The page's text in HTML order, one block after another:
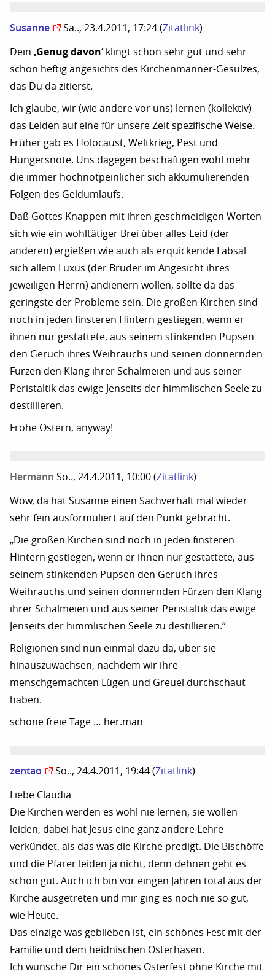
Susanne Sa.., 23.4.2011, 17:24 (Zitatlink)
Dein ‚Genug davon‘klingt schon sehr gut und sehr
schön heftig angesichts des Kirchenmänner-Gesülzes,
das Du da zitierst.
Ich glaube, wir (wie andere vor uns) lernen (kollektiv)
das Leiden auf eine für unsere Zeit spezifische Weise.
Früher gab es Holocaust, Weltkrieg, Pest und
Hungersnöte. Uns dagegen beschäftigen wohl mehr
die immer hochnotpeinlicher sich akkumulierenden
Folgen des Geldumlaufs.
Daß Gottes Knappen mit ihren geschmeidigen Worten
sich wie ein wohltätiger Brei über alles Leid (der
anderen) ergießen wie auch als erquickende Labsal
sich allem Luxus (der Brüder im Angesicht ihres
jeweiligen Herrn) andienern wollen, sollte da das
geringste der Probleme sein. Die großen Kirchen sind
noch in jeden finsteren Hintern gestiegen, wenn er
ihnen nur gestattete, aus seinem stinkenden Pupsen
den Geruch ihres Weihrauchs und seinen donnernden
Fürzen den Klang ihrer Schalmeien und aus seiner
Peristaltik das ewige Jenseits der himmlischen Seele zu
destillieren.
Frohe Ostern, anyway!
Hermann So.., 24.4.2011, 10:00 (Zitatlink)
Wow, da hat Susanne einen Sachverhalt mal wieder
sehr fein ausformuliert auf den Punkt gebracht.
„Die großen Kirchen sind noch in jeden finsteren
Hintern gestiegen, wenn er ihnen nur gestattete, aus
seinem stinkenden Pupsen den Geruch ihres
Weihrauchs und seinen donnernden Fürzen den Klang
ihrer Schalmeien und aus seiner Peristaltik das ewige
Jenseits der himmlischen Seele zu destillieren.“
Religionen sind nun einmal dazu da, über sie
hinauszuwachsen, nachdem wir ihre
menschgemachten Lügen und Greuel durchschaut
haben.
schöne freie Tage … her.man
zentao So.., 24.4.2011, 19:44 (Zitatlink)
Liebe Claudia
Die Kirchen werden es wohl nie lernen, sie wollen
leiden, dabei hat Jesus eine ganz andere Lehre
verkündet, als das was die Kirche predigt. Die Bischöffe
und die Pfarer leiden ja nicht, denn dehnen geht es
schon gut. Auch ich bin vor eingen Jahren total aus der
Kirche ausgetreten und mir ging es noch nie so gut,
wie Heute.
Das einzige was geblieben ist, ein schönes Fest mit der
Familie und dem heidnischen Osterhasen.
Ich wünsche Dir ein schönes Osterfest ohne Kirche mit